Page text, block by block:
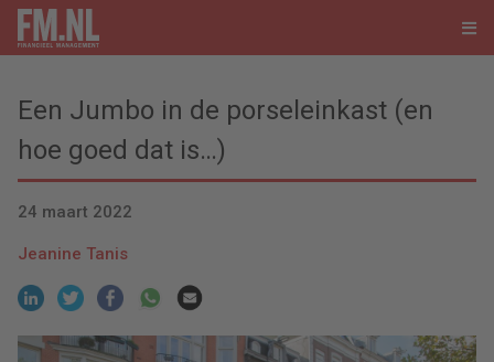
Een Jumbo in de porseleinkast (en
hoe goed dat is…)
24 maart 2022
Jeanine Tanis